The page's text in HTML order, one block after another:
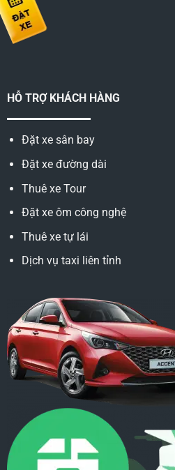
HỖ TRỢ KHÁCH HÀNG
Đặt xe sân bay
Đặt xe đường dài
Thuê xe Tour
Đặt xe ôm công nghệ
Thuê xe tự lái
Dịch vụ taxi liên tỉnh